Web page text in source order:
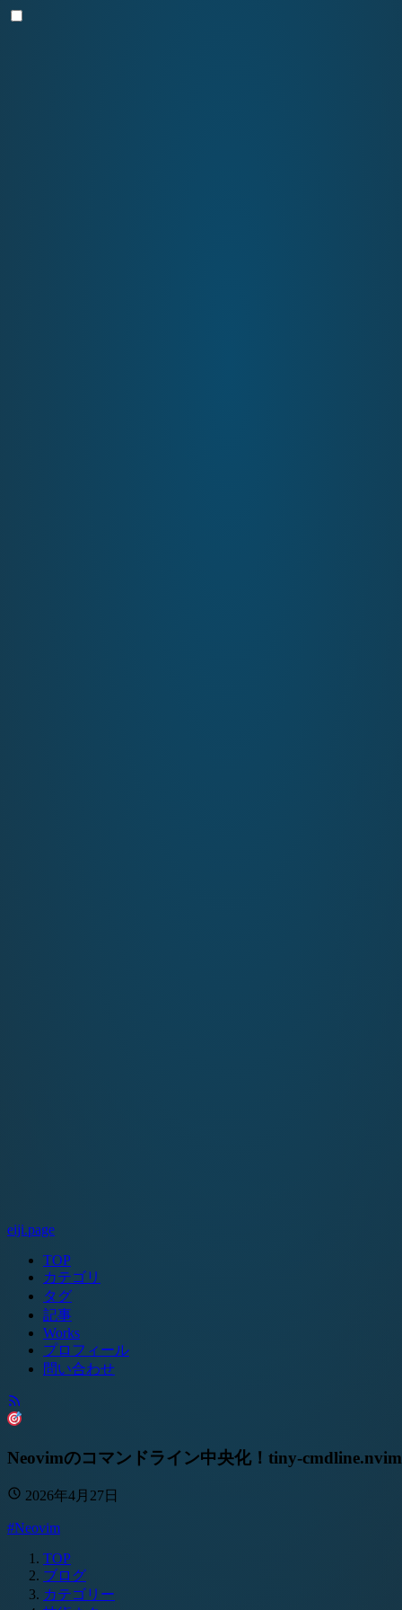
eiji.page
TOP
カテゴリ
タグ
記事
Works
プロフィール
問い合わせ
Neovimのコマンドライン中央化！tiny-
2026年4月27日
#Neovim
TOP
ブログ
カテゴリー